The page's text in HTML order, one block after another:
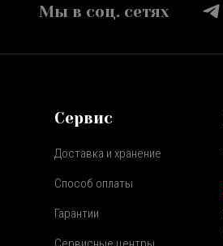
Мы в соц. сетях
Сервис
Доставка и хранение
Способ оплаты
Гарантии